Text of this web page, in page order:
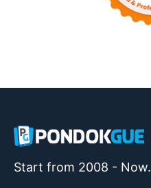
Start from 2008 - Now.